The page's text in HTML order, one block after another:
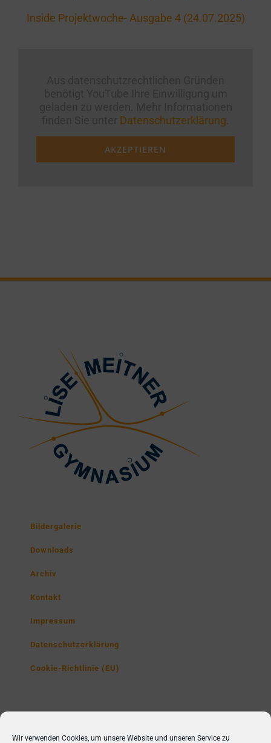
Wir verwenden Cookies, um unsere Website und unseren Service zu
Inside Projektwoche- Ausgabe 4 (24.07.2025)
Datenschutzerklärung
AKZEPTIEREN
Bildergalerie
Downloads
Archiv
Kontakt
Impressum
Datenschutzerklärung
Cookie-Richtlinie (EU)